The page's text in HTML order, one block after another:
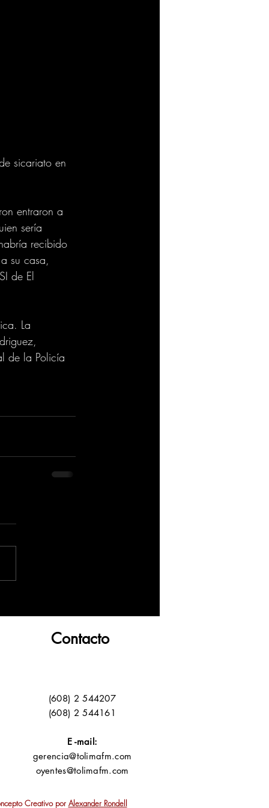
sicariato en
entraron a
sería
recibido
su casa,
de El
La
de la Policía
Contacto
(608) 2 544207
(608) 2 544161
E -mail:
gerencia@tolimafm.com
oyentes@tolimafm.com
Creativo por Alexander Rondell